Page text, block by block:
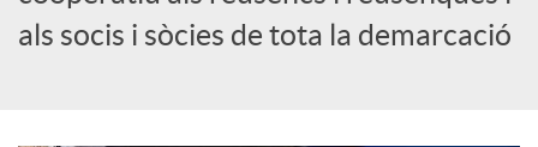
c
als socis i sòcies de tota la demarcació